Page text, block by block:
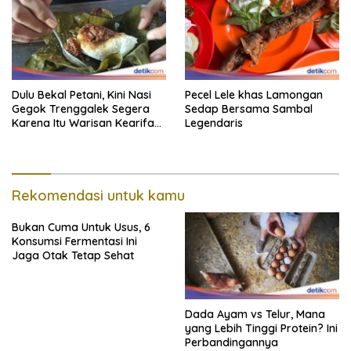
Dulu Bekal Petani, Kini Nasi
Gegok Trenggalek Segera
Karena Itu Warisan Kearifan
Pecel Lele khas Lamongan
Sedap Bersama Sambal
Legendaris
Rekomendasi untuk kamu
Bukan Cuma Untuk Usus, 6
Konsumsi Fermentasi Ini
Jaga Otak Tetap Sehat
Dada Ayam vs Telur, Mana
yang Lebih Tinggi Protein? Ini
Perbandingannya